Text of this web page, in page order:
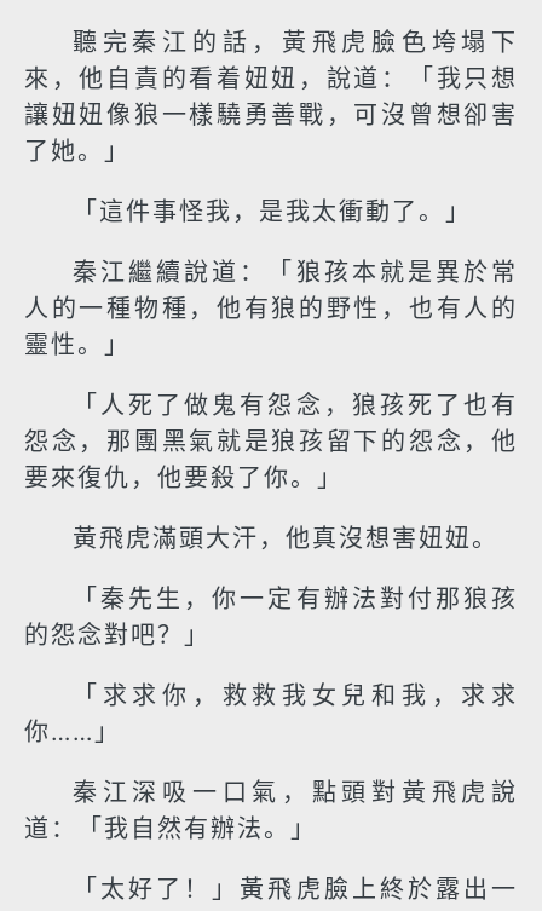
聽完秦江的話，黃飛虎臉色垮塌下
來，他自責的看着妞妞，說道：「我只想
讓妞妞像狼一樣驍勇善戰，可沒曾想卻害
了她。」
「這件事怪我，是我太衝動了。」
秦江繼續說道：「狼孩本就是異於常
人的一種物種，他有狼的野性，也有人的
靈性。」
「人死了做鬼有怨念，狼孩死了也有
怨念，那團黑氣就是狼孩留下的怨念，他
要來復仇，他要殺了你。」
黃飛虎滿頭大汗，他真沒想害妞妞。
「秦先生，你一定有辦法對付那狼孩
的怨念對吧？」
「求求你，救救我女兒和我，求求
你……」
秦江深吸一口氣，點頭對黃飛虎說
道：「我自然有辦法。」
「太好了！」黃飛虎臉上終於露出一